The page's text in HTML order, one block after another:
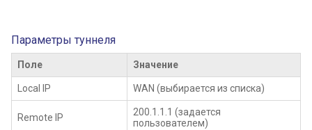
Параметры туннеля
Поле Значение
Local IP WAN (выбирается из списка)
Remote IP
200.1.1.1 (задается
пользователем)